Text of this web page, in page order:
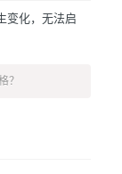
变化，无法启
？